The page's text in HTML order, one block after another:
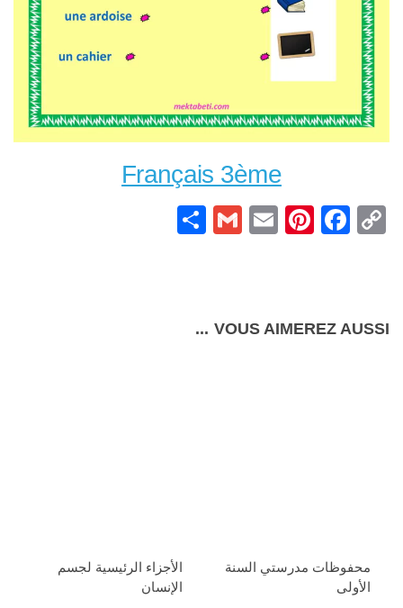
Français 3ème
Copy
Facebook
Pinterest
Email
Gmail
VOUS AIMEREZ AUSSI...
الأجزاء الرئيسية لجسم
الإنسان
محفوظات مدرستي السنة
الأولى